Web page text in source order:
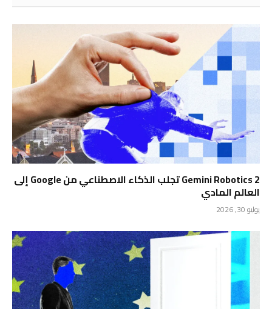
Gemini Robotics 2 تجلب الذكاء الاصطناعي من Google إلى
العالم المادي
يوليو 30, 2026